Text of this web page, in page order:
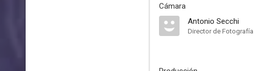
Cámara
Antonio Secchi
Director de Fotografía